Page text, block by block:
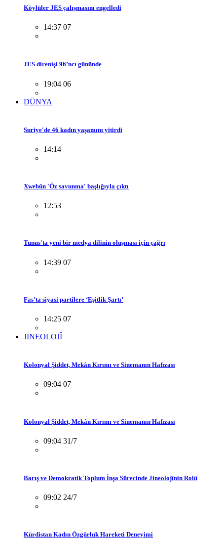
Köylüler JES çalışmasını engelledi
14:37 07
JES direnişi 96’ncı gününde
19:04 06
DÜNYA
Suriye'de 46 kadın yaşamını yitirdi
14:14
Xwebûn 'Öz savunma' başlığıyla çıktı
12:53
Tunus'ta yeni bir medya dilinin oluşması için çağrı
14:39 07
Fas’ta siyasi partilere ‘Eşitlik Şartı’
14:25 07
JINEOLOJÎ
Kolonyal Şiddet, Mekân Kırımı ve Sinemanın Hafızası
09:04 07
Kolonyal Şiddet, Mekân Kırımı ve Sinemanın Hafızası
09:04 31/7
Barış ve Demokratik Toplum İnşa Sürecinde Jineolojînin Rolü
09:02 24/7
Kürdistan Kadın Özgürlük Hareketi Deneyimi